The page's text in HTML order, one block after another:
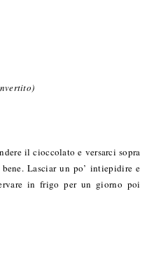
il cioccolato e versarci sopra
Lasciar un po’ intiepidire e
in frigo per un giorno poi